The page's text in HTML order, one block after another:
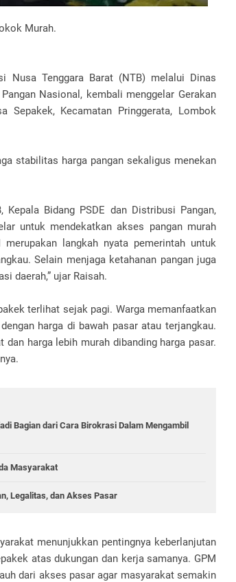
Murah.
Nusa Tenggara Barat (NTB) melalui Dinas
Nasional, kembali menggelar Gerakan
Sepakek, Kecamatan Pringgerata, Lombok
stabilitas harga pangan sekaligus menekan
Bidang PSDE dan Distribusi Pangan,
untuk mendekatkan akses pangan murah
langkah nyata pemerintah untuk
Selain menjaga ketahanan pangan juga
daerah,” ujar Raisah.
terlihat sejak pagi. Warga memanfaatkan
harga di bawah pasar atau terjangkau.
harga lebih murah dibanding harga pasar.
Bagian dari Cara Birokrasi Dalam Mengambil
Masyarakat
Legalitas, dan Akses Pasar
menunjukkan pentingnya keberlanjutan
atas dukungan dan kerja samanya. GPM
dari akses pasar agar masyarakat semakin